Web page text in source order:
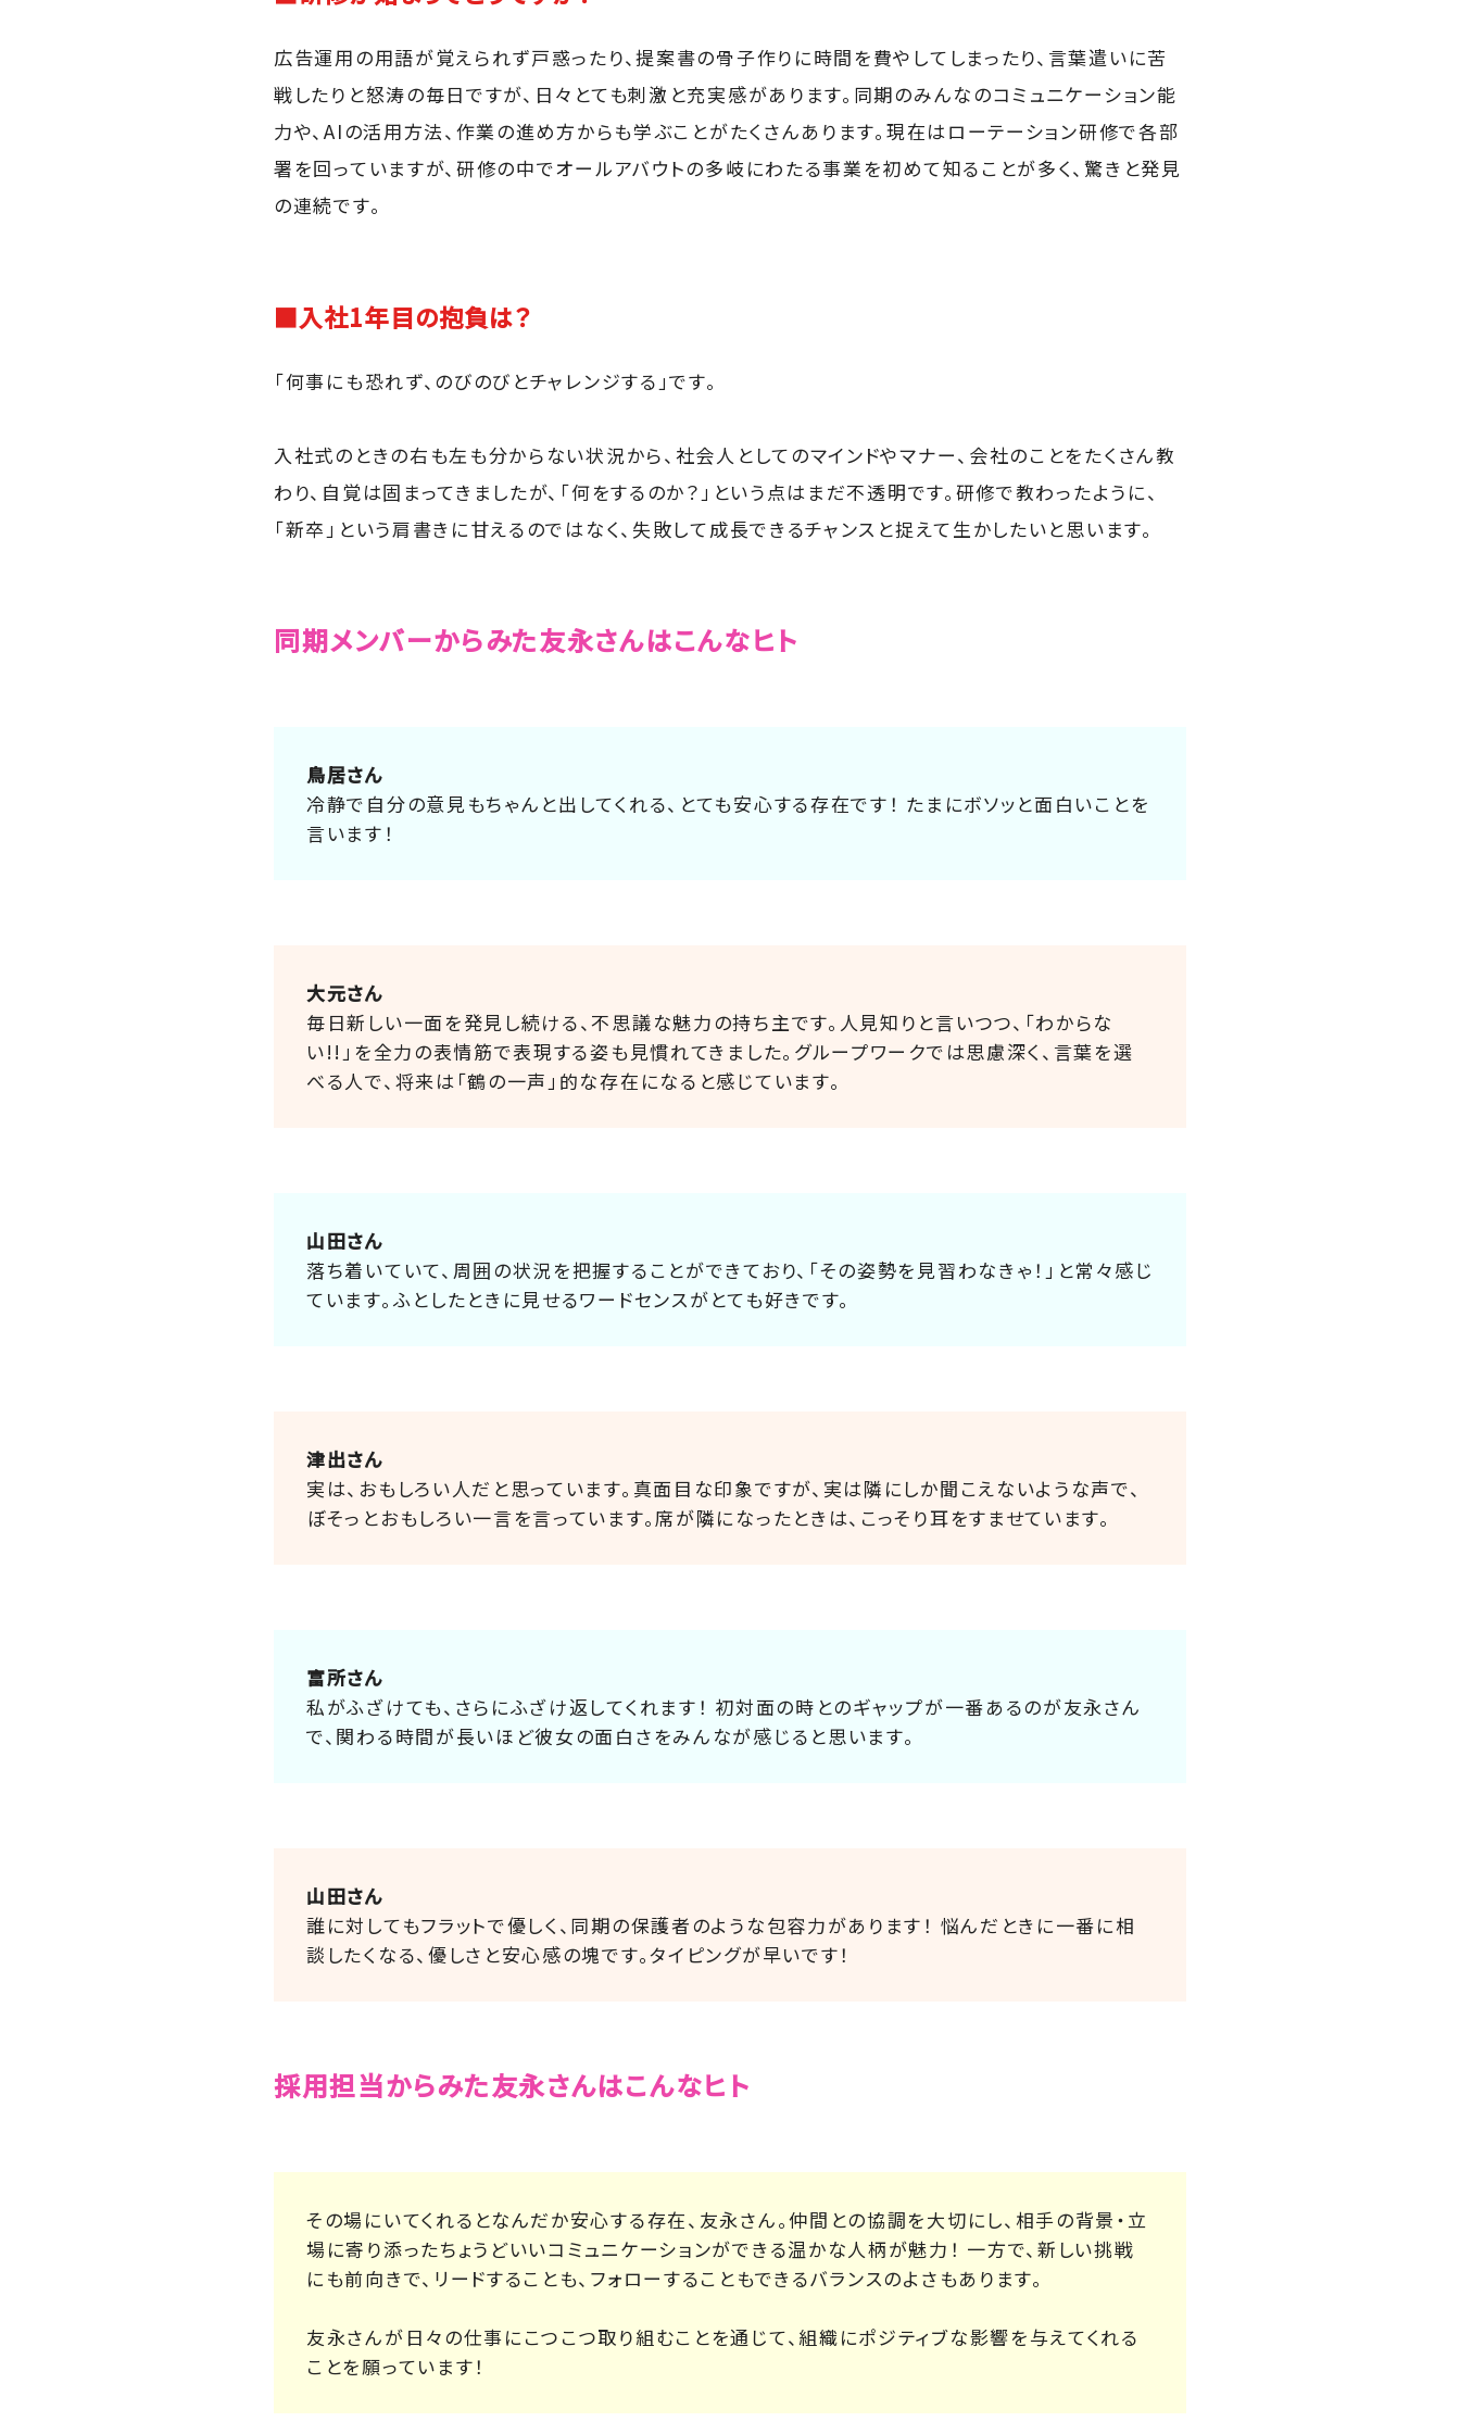
広告運用の用語が覚えられず戸惑ったり、提案書の骨子作りに時間を費やしてしまったり、言葉遣いに苦
戦したりと怒涛の毎日ですが、日々とても刺激と充実感があります。同期のみんなのコミュニケーション能
力や、AIの活用方法、作業の進め方からも学ぶことがたくさんあります。現在はローテーション研修で各部
署を回っていますが、研修の中でオールアバウトの多岐にわたる事業を初めて知ることが多く、驚きと発見
の連続です。
■入社1年目の抱負は？
「何事にも恐れず、のびのびとチャレンジする」です。
入社式のときの右も左も分からない状況から、社会人としてのマインドやマナー、会社のことをたくさん教
わり、自覚は固まってきましたが、「何をするのか？」という点はまだ不透明です。研修で教わったように、
「新卒」という肩書きに甘えるのではなく、失敗して成長できるチャンスと捉えて生かしたいと思います。
同期メンバーからみた友永さんはこんなヒト
鳥居さん
冷静で自分の意見もちゃんと出してくれる、とても安心する存在です！ たまにボソッと面白いことを
言います！
大元さん
毎日新しい一面を発見し続ける、不思議な魅力の持ち主です。人見知りと言いつつ、「わからな
い!!」を全力の表情筋で表現する姿も見慣れてきました。グループワークでは思慮深く、言葉を選
べる人で、将来は「鶴の一声」的な存在になると感じています。
山田さん
落ち着いていて、周囲の状況を把握することができており、「その姿勢を見習わなきゃ！」と常々感じ
ています。ふとしたときに見せるワードセンスがとても好きです。
津出さん
実は、おもしろい人だと思っています。真面目な印象ですが、実は隣にしか聞こえないような声で、
ぼそっとおもしろい一言を言っています。席が隣になったときは、こっそり耳をすませています。
富所さん
私がふざけても、さらにふざけ返してくれます！ 初対面の時とのギャップが一番あるのが友永さん
で、関わる時間が長いほど彼女の面白さをみんなが感じると思います。
山田さん
誰に対してもフラットで優しく、同期の保護者のような包容力があります！ 悩んだときに一番に相
談したくなる、優しさと安心感の塊です。タイピングが早いです！
採用担当からみた友永さんはこんなヒト
その場にいてくれるとなんだか安心する存在、友永さん。仲間との協調を大切にし、相手の背景・立
場に寄り添ったちょうどいいコミュニケーションができる温かな人柄が魅力！ 一方で、新しい挑戦
にも前向きで、リードすることも、フォローすることもできるバランスのよさもあります。
友永さんが日々の仕事にこつこつ取り組むことを通じて、組織にポジティブな影響を与えてくれる
ことを願っています！